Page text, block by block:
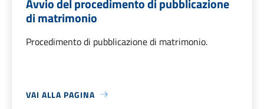
di matrimonio
Procedimento di pubblicazione di matrimonio.
VAI ALLA PAGINA